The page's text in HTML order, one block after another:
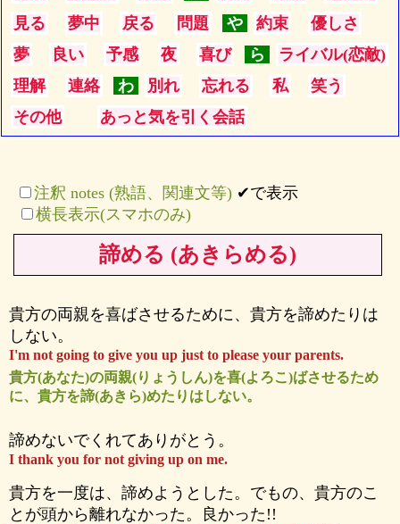
見る
夢中 戻る 問題 や 約束
優しさ
夢
良い 予感 夜 喜び ら
ライバル(恋敵)
理解
連絡 わ 別れ 忘れる 私
笑う
その他
あっと気を引く会話
注釈 notes (熟語、関連文等) ✔で表示
横長表示(スマホのみ)
諦める (あきらめる)
貴方の両親を喜ばさせるために、貴方を諦めたりは
しない。
I'm not going to give you up just to please your parents.
貴方(あなた)の両親(りょうしん)を喜(よろこ)ばさせるため
に、貴方を諦(あきら)めたりはしない。
諦めないでくれてありがとう。
I thank you for not giving up on me.
貴方を一度は、諦めようとした。でもの、貴方のこ
とが頭から離れなかった。良かった!!